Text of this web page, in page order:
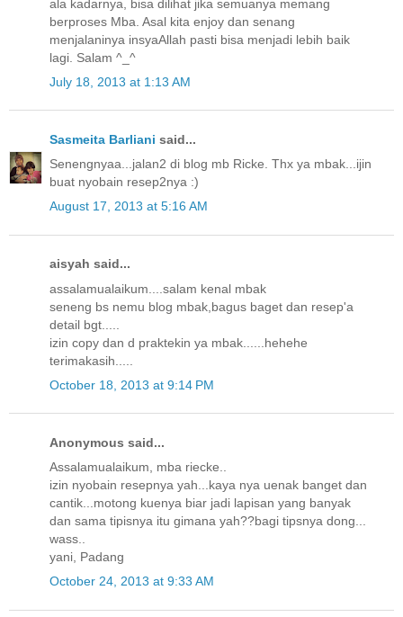
ala kadarnya, bisa dilihat jika semuanya memang
berproses Mba. Asal kita enjoy dan senang
menjalaninya insyaAllah pasti bisa menjadi lebih baik
lagi. Salam ^_^
July 18, 2013 at 1:13 AM
Sasmeita Barliani said...
Senengnyaa...jalan2 di blog mb Ricke. Thx ya mbak...ijin
buat nyobain resep2nya :)
August 17, 2013 at 5:16 AM
aisyah said...
assalamualaikum....salam kenal mbak
seneng bs nemu blog mbak,bagus baget dan resep'a
detail bgt.....
izin copy dan d praktekin ya mbak......hehehe
terimakasih.....
October 18, 2013 at 9:14 PM
Anonymous said...
Assalamualaikum, mba riecke..
izin nyobain resepnya yah...kaya nya uenak banget dan
cantik...motong kuenya biar jadi lapisan yang banyak
dan sama tipisnya itu gimana yah??bagi tipsnya dong...
wass..
yani, Padang
October 24, 2013 at 9:33 AM